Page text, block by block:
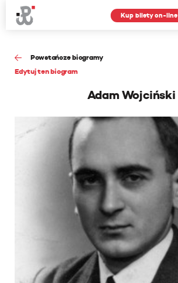
Kup bilety on-line
Powstańcze biogramy
Edytuj ten biogram
Adam Wojciński